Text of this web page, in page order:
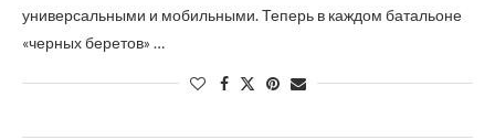
универсальными и мобильными. Теперь в каждом батальоне
«черных беретов» …